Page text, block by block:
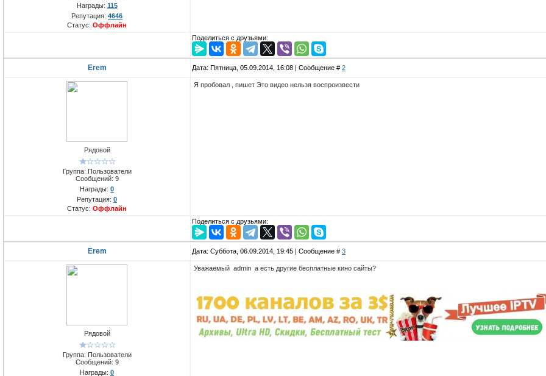
Награды: 115
Репутация: 4646
Статус: Оффлайн
Поделиться с друзьями:
Erem Дата: Пятница, 05.09.2014, 16:08 | Сообщение # 2
Рядовой
Группа: Пользователи
Сообщений: 9
Награды: 0
Репутация: 0
Статус: Оффлайн
Я пробовал , пишет Это видео нельзя воспроизвести
Поделиться с друзьями:
Erem Дата: Суббота, 06.09.2014, 19:45 | Сообщение # 3
Рядовой
Группа: Пользователи
Сообщений: 9
Награды: 0
Уважаемый admin а есть другие бесплатные кино сайты?